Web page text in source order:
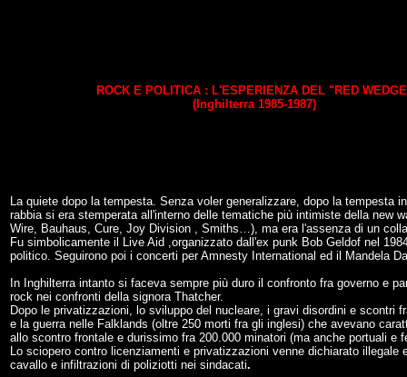
ROCK E POLITICA : L'ESPERIENZA DEL "RED
(Inghilterra 1985-1987)
La quiete dopo la tempesta. Senza voler generalizzare, dopo la tempesta
rabbia si era stemperata all'interno delle tematiche più intimiste della new
Wire, Bauhaus, Cure, Joy Division , Smiths…), ma era l'assenza di un
Fu simbolicamente il Live Aid ,organizzato dall'ex punk Bob Geldof nel
politico. Seguirono poi i concerti per Amnesty International ed il Mandela
In Inghilterra intanto si faceva sempre più duro il confronto fra governo e
rock nei confronti della signora Thatcher.
Dopo le privatizzazioni, lo sviluppo del nucleare, i gravi disordini e scontri
e la guerra nelle Falklands (oltre 250 morti fra gli inglesi) che avevano
allo scontro frontale e durissimo fra 200.000 minatori (ma anche portuali e
Lo sciopero contro licenziamenti e privatizzazioni venne dichiarato
cavallo e infiltrazioni di poliziotti nei sindacati.